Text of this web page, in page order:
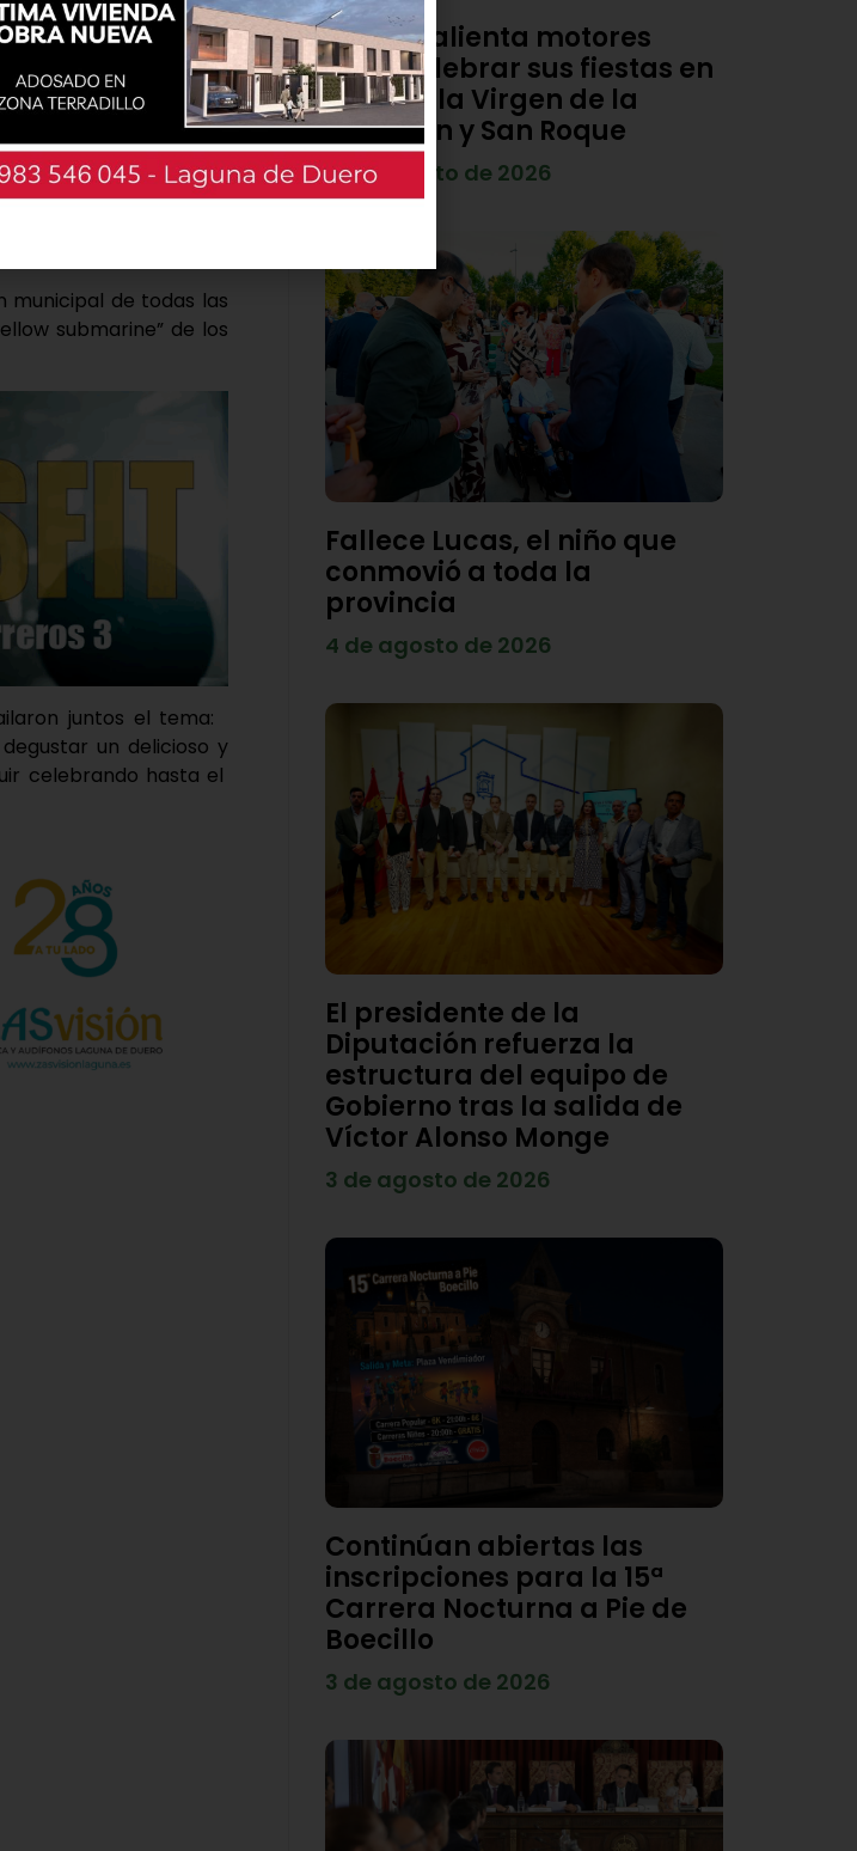
municipal de todas las
submarine” de los
juntos el tema:
un delicioso y
celebrando hasta el
Viana calienta motores
para celebrar sus fiestas en
honor a la Virgen de la
Asunción y San Roque
4 de agosto de 2026
Fallece Lucas, el niño que
conmovió a toda la
provincia
4 de agosto de 2026
El presidente de la
Diputación refuerza la
estructura del equipo de
Gobierno tras la salida de
Víctor Alonso Monge
3 de agosto de 2026
Continúan abiertas las
inscripciones para la 15ª
Carrera Nocturna a Pie de
Boecillo
3 de agosto de 2026